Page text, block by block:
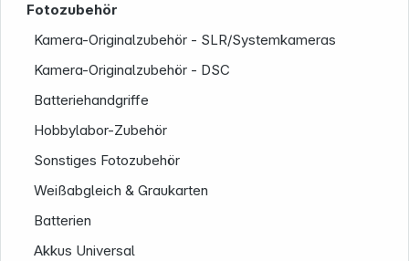
Fotozubehör
Kamera-Originalzubehör - SLR/Systemkameras
Kamera-Originalzubehör - DSC
Batteriehandgriffe
Hobbylabor-Zubehör
Sonstiges Fotozubehör
Weißabgleich & Graukarten
Batterien
Akkus Universal